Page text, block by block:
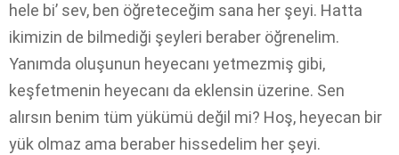
hele bi’ sev, ben öğreteceğim sana her şeyi. Hatta
ikimizin de bilmediği şeyleri beraber öğrenelim.
Yanımda oluşunun heyecanı yetmezmiş gibi,
keşfetmenin heyecanı da eklensin üzerine. Sen
alırsın benim tüm yükümü değil mi? Hoş, heyecan bir
yük olmaz ama beraber hissedelim her şeyi.